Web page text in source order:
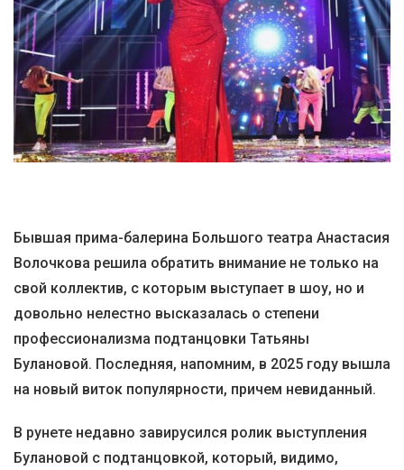
Бывшая прима-балерина Большого театра Анастасия
Волочкова решила обратить внимание не только на
свой коллектив, с которым выступает в шоу, но и
довольно нелестно высказалась о степени
профессионализма подтанцовки Татьяны
Булановой. Последняя, напомним, в 2025 году вышла
на новый виток популярности, причем невиданный.
В рунете недавно завирусился ролик выступления
Булановой с подтанцовкой, который, видимо,